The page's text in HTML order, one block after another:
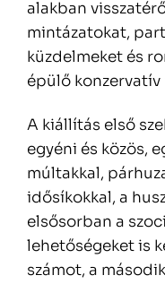
alakban
mintázatokat,
küzdelmeket és
épülő
A kiállítás első
egyéni és közös,
múltakkal,
idősíkokkal, a
elsősorban a
lehetőségeket is
számot, a